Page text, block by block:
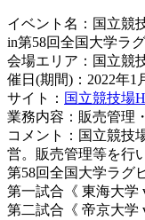
イベント名：国立競
in第58回全国大学ラ
会場エリア：国立競
催日(期間)：2022年1
サイト： 国立競技場
業務内容：販売管理
コメント：国立競技
営。販売管理等を行
第58回全国大学ラ
第一試合《 東海大学
第二試合《 帝京大学